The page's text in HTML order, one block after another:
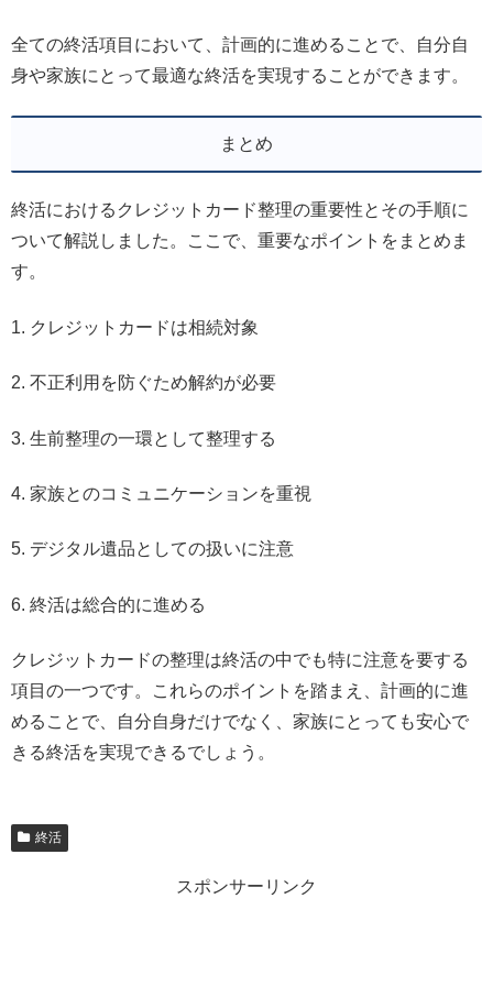
全ての終活項目において、計画的に進めることで、自分自
身や家族にとって最適な終活を実現することができます。
まとめ
終活におけるクレジットカード整理の重要性とその手順に
ついて解説しました。ここで、重要なポイントをまとめま
す。
1. クレジットカードは相続対象
2. 不正利用を防ぐため解約が必要
3. 生前整理の一環として整理する
4. 家族とのコミュニケーションを重視
5. デジタル遺品としての扱いに注意
6. 終活は総合的に進める
クレジットカードの整理は終活の中でも特に注意を要する
項目の一つです。これらのポイントを踏まえ、計画的に進
めることで、自分自身だけでなく、家族にとっても安心で
きる終活を実現できるでしょう。
終活
スポンサーリンク